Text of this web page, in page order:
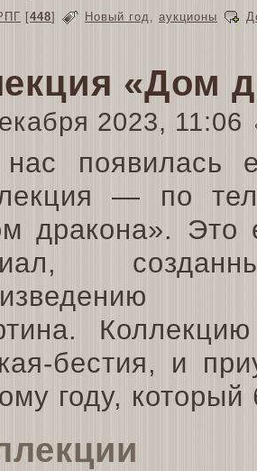
[448] Новый год аукционы
«Дом
2023, 11:06
появилась
— по
дракона». Это
бестия, и
году,